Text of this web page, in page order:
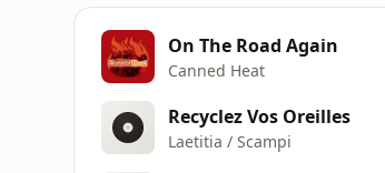
On The Road Again
Canned Heat
Recyclez Vos Oreilles
Laetitia / Scampi